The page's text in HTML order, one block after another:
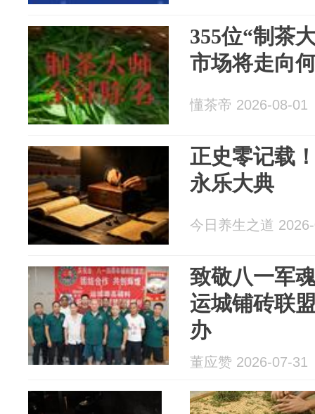
355位“制茶
市场将走向
懂茶帝 2026-08-01
正史零记载
永乐大典
今日养生之道
致敬八一军
运城铺砖联
办
董应赞 2026-07-31